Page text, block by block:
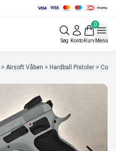
Søg Konto
0
KurvMenu
> Airsoft Våben > Hardball Pistoler > Co2